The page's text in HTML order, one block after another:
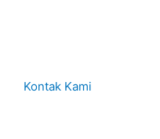
Kontak Kami